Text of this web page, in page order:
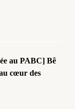
au PABC] Bê
cœur des